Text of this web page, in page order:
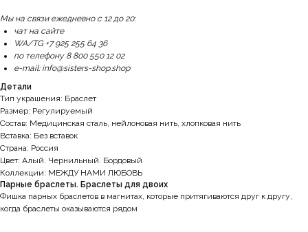
Мы на связи ежедневно с 12 до 20:
чат на сайте
WA/TG +7 925 255 64 36
по телефону 8 800 550 12 02
e-mail: info@sisters-shop.shop
Детали
Тип украшения: Браслет
Размер: Регулируемый
Состав: Медицинская сталь, нейлоновая нить, хлопковая нить
Вставка: Без вставок
Страна: Россия
Цвет: Алый. Чернильный. Бордовый
Коллекции: МЕЖДУ НАМИ ЛЮБОВЬ
Парные браслеты. Браслеты для двоих
Фишка парных браслетов в магнитах, которые притягиваются друг к другу,
когда браслеты оказываются рядом